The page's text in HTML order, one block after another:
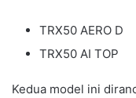
TRX50 AERO D
TRX50 AI TOP
Kedua model ini